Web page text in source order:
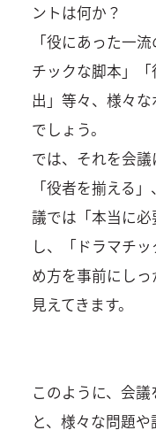
ントは何か？
「役にあった一
チックな脚本」
出」等々、様々
でしょう。
では、それを会
「役者を揃える
議では「本当に
し、「ドラマチ
め方を事前にし
見えてきます。
このように、会
と、様々な問題や